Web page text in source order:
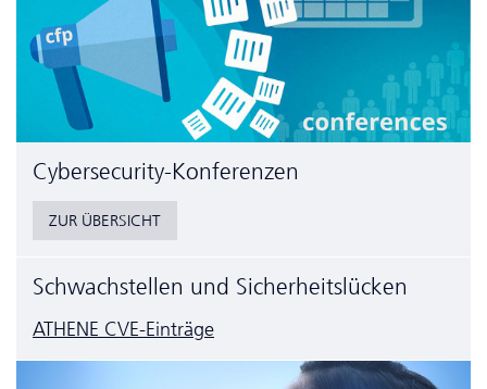
Cyber­security-Konferenzen
ZUR ÜBERSICHT
Schwachstellen und Sicherheitslücken
ATHENE CVE-Einträge